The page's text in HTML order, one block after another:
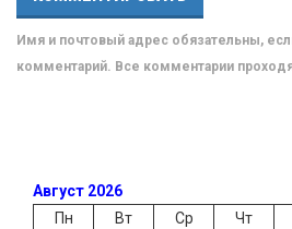
Имя и почтовый адрес обязательны,
комментарий. Все комментарии
Август 2026
Пн
Вт Ср Чт